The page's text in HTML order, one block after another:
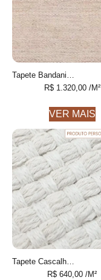
R$1.320,00/M²
VER MAIS
Tapete Cascalho Personalizável feito à mão, 100% algodão reciclado
R$ 640,00 /M²